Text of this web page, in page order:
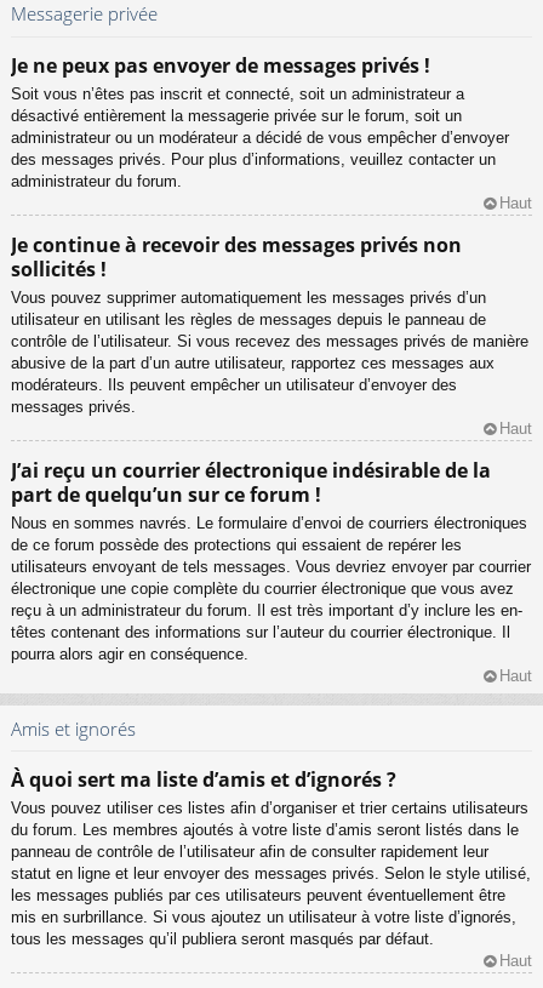
Messagerie privée
Je ne peux pas envoyer de messages privés !
Soit vous n’êtes pas inscrit et connecté, soit un administrateur a
désactivé entièrement la messagerie privée sur le forum, soit un
administrateur ou un modérateur a décidé de vous empêcher d’envoyer
des messages privés. Pour plus d’informations, veuillez contacter un
administrateur du forum.
Haut
Je continue à recevoir des messages privés non
sollicités !
Vous pouvez supprimer automatiquement les messages privés d’un
utilisateur en utilisant les règles de messages depuis le panneau de
contrôle de l’utilisateur. Si vous recevez des messages privés de manière
abusive de la part d’un autre utilisateur, rapportez ces messages aux
modérateurs. Ils peuvent empêcher un utilisateur d’envoyer des
messages privés.
Haut
J’ai reçu un courrier électronique indésirable de la
part de quelqu’un sur ce forum !
Nous en sommes navrés. Le formulaire d’envoi de courriers électroniques
de ce forum possède des protections qui essaient de repérer les
utilisateurs envoyant de tels messages. Vous devriez envoyer par courrier
électronique une copie complète du courrier électronique que vous avez
reçu à un administrateur du forum. Il est très important d’y inclure les en-
têtes contenant des informations sur l’auteur du courrier électronique. Il
pourra alors agir en conséquence.
Haut
Amis et ignorés
À quoi sert ma liste d’amis et d’ignorés ?
Vous pouvez utiliser ces listes afin d’organiser et trier certains utilisateurs
du forum. Les membres ajoutés à votre liste d’amis seront listés dans le
panneau de contrôle de l’utilisateur afin de consulter rapidement leur
statut en ligne et leur envoyer des messages privés. Selon le style utilisé,
les messages publiés par ces utilisateurs peuvent éventuellement être
mis en surbrillance. Si vous ajoutez un utilisateur à votre liste d’ignorés,
tous les messages qu’il publiera seront masqués par défaut.
Haut